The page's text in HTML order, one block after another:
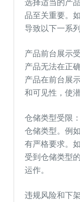
品至关重要。
导致以下一系
产品前台展示
产品无法在正
产品在前台展
和可见性，使
仓储类型受限
仓储类型。例
有严格要求。
受到仓储类型
运作。
违规风险和下